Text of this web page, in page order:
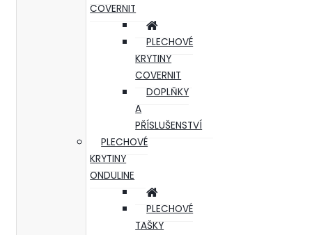
COVERNIT
PLECHOVÉ
KRYTINY
COVERNIT
DOPLŇKY
A
PŘÍSLUŠENSTVÍ
PLECHOVÉ
KRYTINY
ONDULINE
PLECHOVÉ
TAŠKY